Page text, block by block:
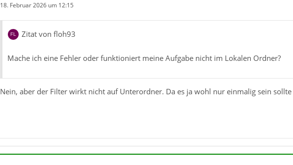
18. Februar 2026 um 12:15
Zitat von floh93
Mache ich eine Fehler oder funktioniert meine Aufgabe nicht im Lokalen Ordner?
Nein, aber der Filter wirkt nicht auf Unterordner. Da es ja wohl nur einmalig sein